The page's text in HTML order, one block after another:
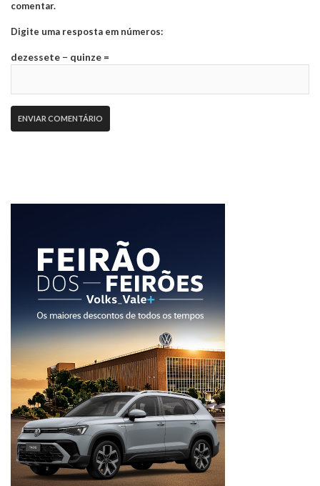
comentar.
Digite uma resposta em números:
dezessete − quinze =